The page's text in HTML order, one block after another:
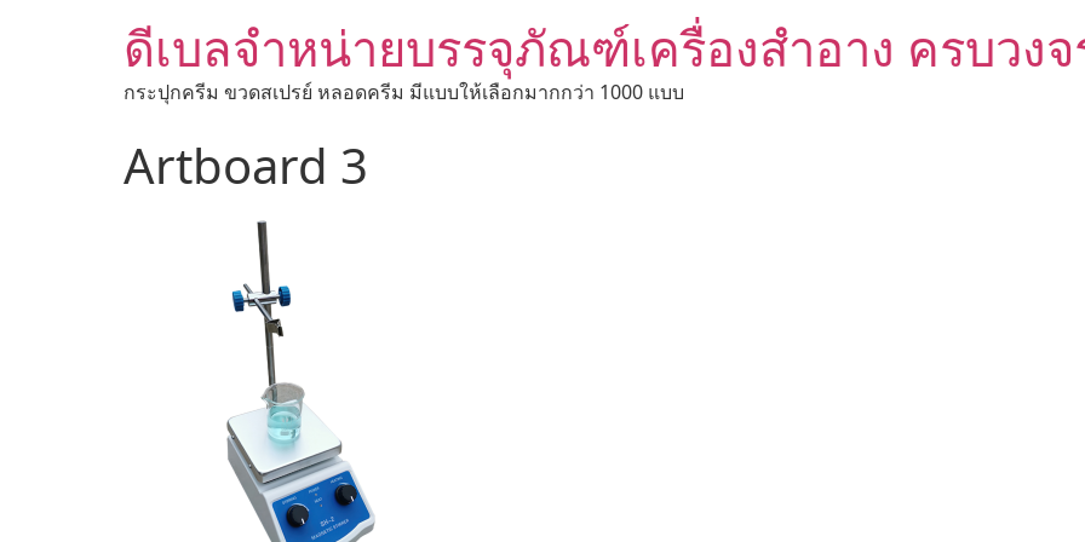
ดีเบลจำหน่ายบรรจุภัณฑ์เครื่องสำอาง ครบวงจ
กระปุกครีม ขวดสเปรย์ หลอดครีม มีแบบให้เลือกมากกว่า 1000 แบบ
Artboard 3